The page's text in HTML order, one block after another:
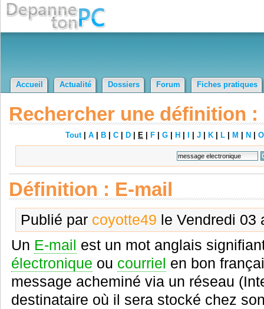
Accueil Actualité Dossiers Forum Fiches pratiques
Rechercher une définition :
Tout| A B C D E F G H J K L M N O
Définition : E-mail
Publié par coyotte49 le Vendredi 03
Un E-mail est un mot anglais
électronique ou courriel en bon
message acheminé via un réseau
destinataire où il sera stocké chez